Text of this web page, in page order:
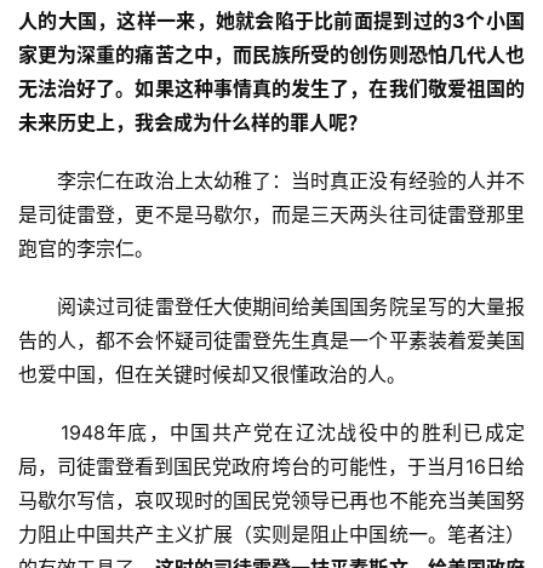
人的大国，这样一来，她就会陷于比前面提到过的3个小国
家更为深重的痛苦之中，而民族所受的创伤则恐怕几代人也
无法治好了。如果这种事情真的发生了，在我们敬爱祖国的
未来历史上，我会成为什么样的罪人呢？
李宗仁在政治上太幼稚了：当时真正没有经验的人并不
是司徒雷登，更不是马歇尔，而是三天两头往司徒雷登那里
跑官的李宗仁。
阅读过司徒雷登任大使期间给美国国务院呈写的大量报
告的人，都不会怀疑司徒雷登先生真是一个平素装着爱美国
也爱中国，但在关键时候却又很懂政治的人。
1948年底，中国共产党在辽沈战役中的胜利已成定
局，司徒雷登看到国民党政府垮台的可能性，于当月16日给
马歇尔写信，哀叹现时的国民党领导已再也不能充当美国努
力阻止中国共产主义扩展（实则是阻止中国统一。笔者注）